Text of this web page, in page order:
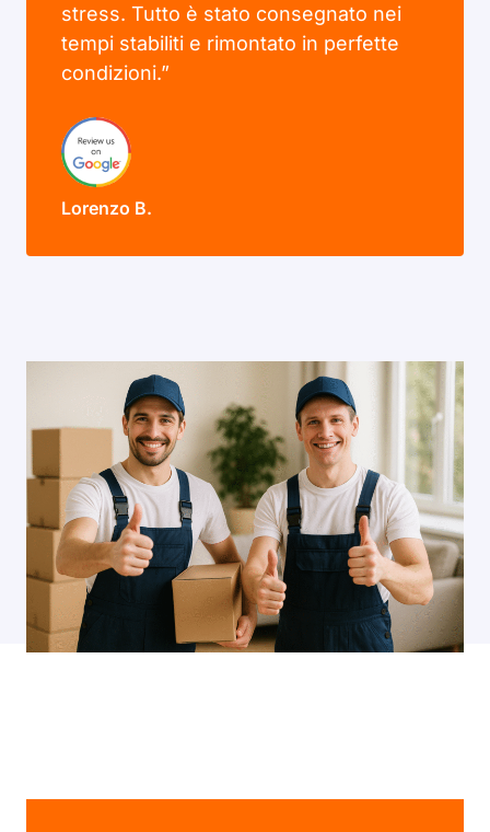
stress. Tutto è stato consegnato nei
tempi stabiliti e rimontato in perfette
condizioni.”
Lorenzo B.